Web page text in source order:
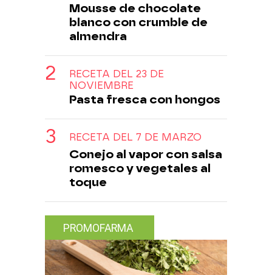
Mousse de chocolate
blanco con crumble de
almendra
RECETA DEL 23 DE
NOVIEMBRE
Pasta fresca con hongos
RECETA DEL 7 DE MARZO
Conejo al vapor con salsa
romesco y vegetales al
toque
PROMOFARMA